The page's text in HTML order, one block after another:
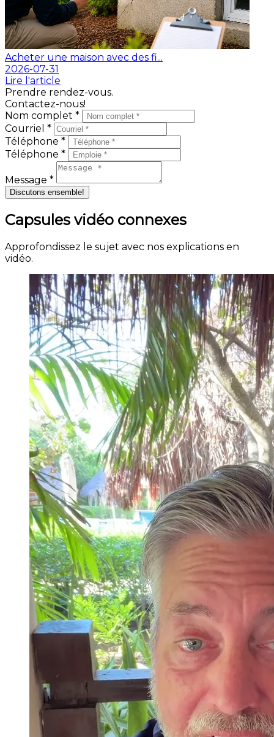
Acheter une maison avec des fi...
2026-07-31
Lire l'article
Prendre rendez-vous.
Contactez-nous!
Nom complet *
Courriel *
Téléphone *
Téléphone *
Message *
Discutons ensemble!
Capsules vidéo connexes
Approfondissez le sujet avec nos explications en
vidéo.